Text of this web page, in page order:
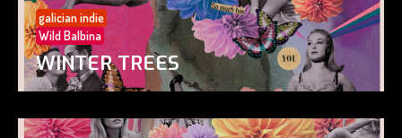
galician indie
Wild Balbina
WINTER TREES